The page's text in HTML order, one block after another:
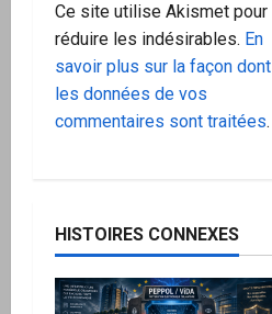
Ce site utilise Akismet pour
réduire les indésirables. En
savoir plus sur la façon dont
les données de vos
commentaires sont traitées.
HISTOIRES CONNEXES